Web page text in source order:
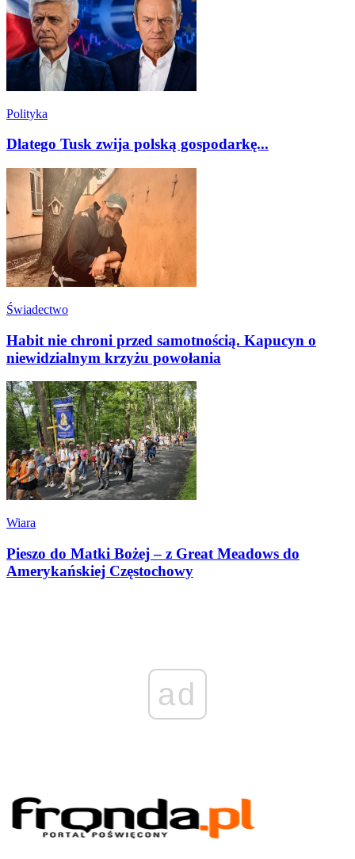
Polityka
Dlatego Tusk zwija polską gospodarkę...
Świadectwo
Habit nie chroni przed samotnością. Kapucyn o
niewidzialnym krzyżu powołania
Wiara
Pieszo do Matki Bożej – z Great Meadows do
Amerykańskiej Częstochowy
ad